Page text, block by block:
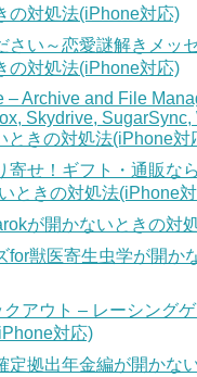
の対処法(iPhone対応)
さい～恋愛謎解きメッ
の対処法(iPhone対応)
– Archive and File
Skydrive, SugarSync,
ときの対処法(iPhone対
寄せ！ギフト・通販な
ときの対処法(iPhone
が開かないときの対
for獣医寄生虫学が開か
クアウト – レーシング
対応)
拠出年金編が開かな